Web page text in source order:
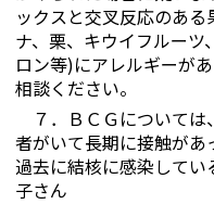
ックスと交叉反応のある
ナ、栗、キウイフルーツ
ロン等)にアレルギーが
相談ください。
７．ＢＣＧについては
者がいて長期に接触があ
過去に結核に感染してい
子さん